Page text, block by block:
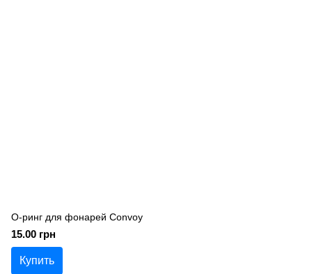
О-ринг для фонарей Convoy
15.00 грн
Купить